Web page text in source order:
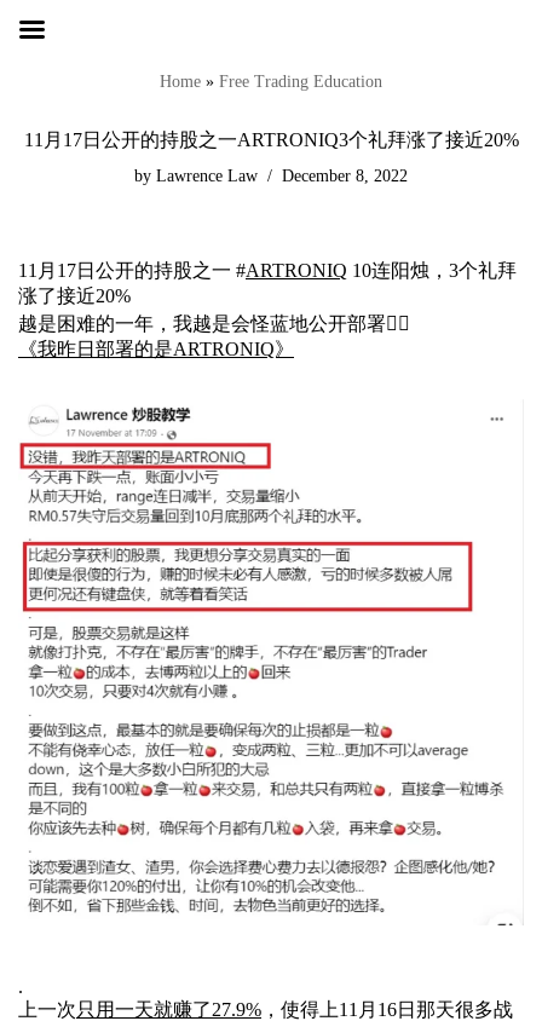
Home » Free Trading Education
11月17日公开的持股之一ARTRONIQ3个礼拜涨了接近20%
by Lawrence Law December 8, 2022
11月17日公开的持股之一 #ARTRONIQ 10连阳烛，3个礼拜
涨了接近20%
越是困难的一年，我越是会怪蓝地公开部署👇🏻
《我昨日部署的是ARTRONIQ》
.
上一次只用一天就赚了27.9% ，使得上11月16日那天很多战